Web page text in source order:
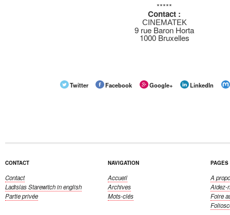
*****
Contact :
CINEMATEK
9 rue Baron Horta
1000 Bruxelles
Twitter Facebook Google+ LinkedIn
CONTACT
Contact
Ladislas Starewitchin english
Partie privée
NAVIGATION
Accueil
Archives
Mots-clés
PAGES
A
Aidez-
Foire